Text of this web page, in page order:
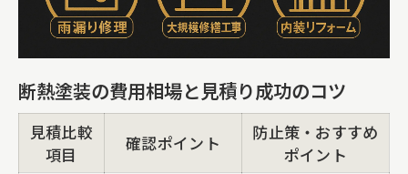
断熱塗装の費用相場と見積り成功のコツ
見積比較
項目
確認ポイント
防止策・おすすめ
ポイント